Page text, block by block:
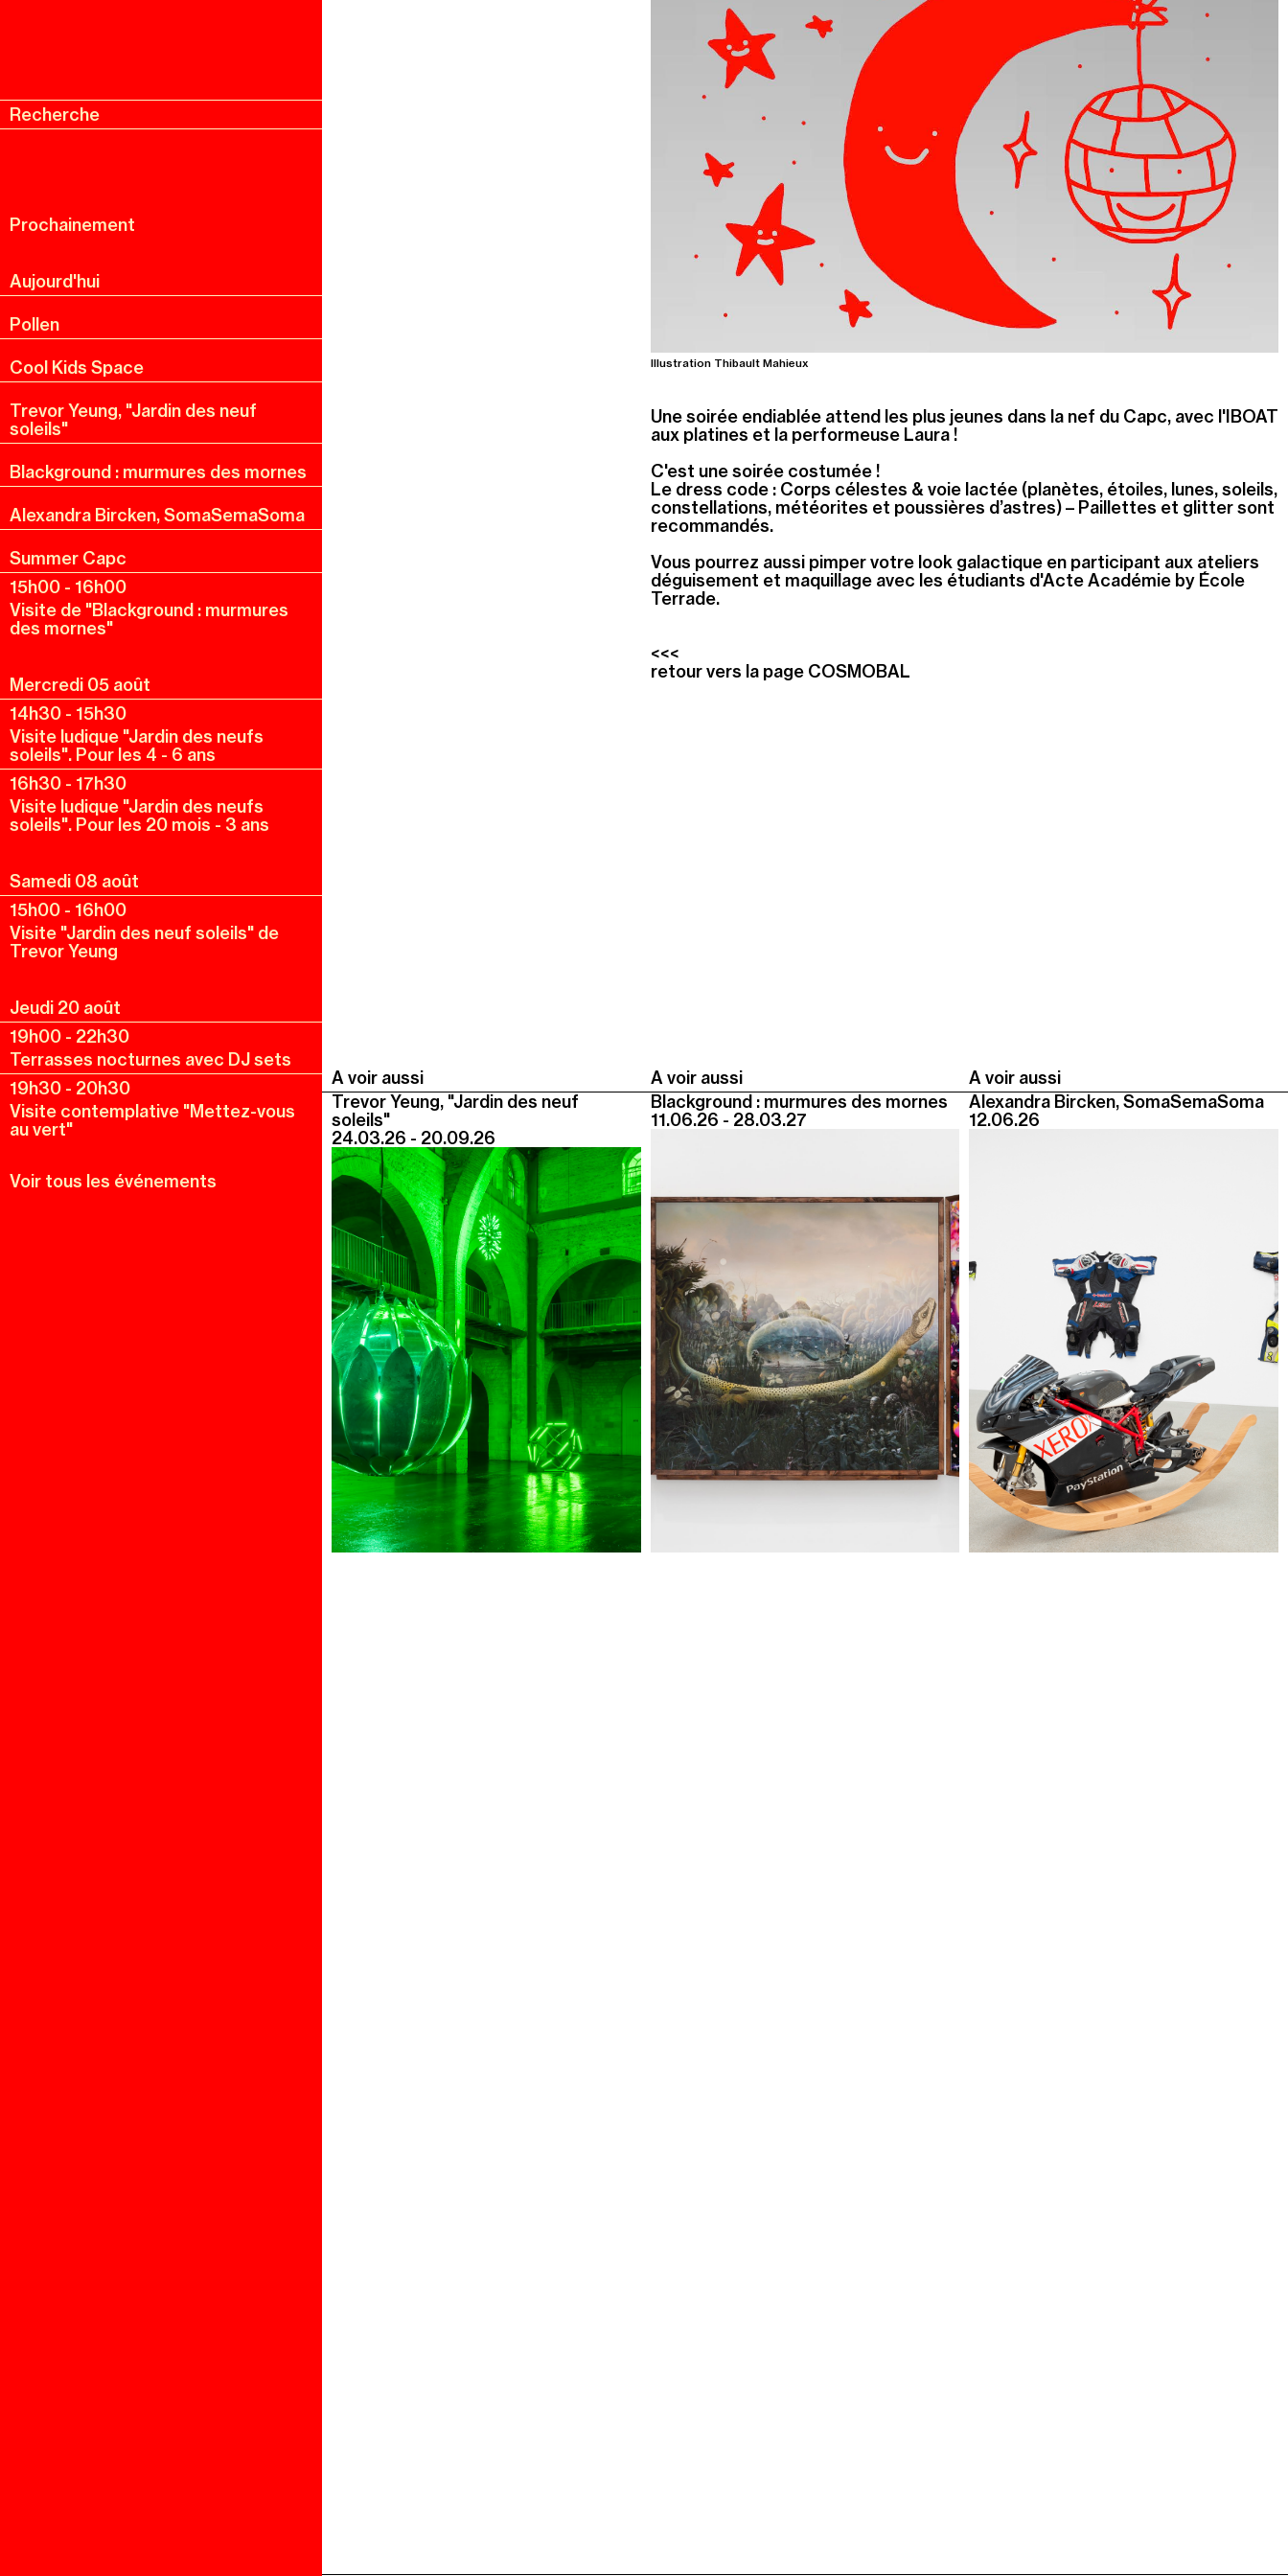
Menu
Recherche
Prochainement
Aujourd'hui
Pollen
Cool Kids Space
Trevor Yeung, "Jardin des neuf
soleils"
Blackground : murmures des mornes
Alexandra Bircken, SomaSemaSoma
Summer Capc
15h00 - 16h00
Visite de "Blackground : murmures
des mornes"
Mercredi 05 août
14h30 - 15h30
Visite ludique "Jardin des neufs
soleils". Pour les 4 - 6 ans
16h30 - 17h30
Visite ludique "Jardin des neufs
soleils". Pour les 20 mois - 3 ans
Samedi 08 août
15h00 - 16h00
Visite "Jardin des neuf soleils" de
Trevor Yeung
Jeudi 20 août
19h00 - 22h30
Terrasses nocturnes avec DJ sets
19h30 - 20h30
Visite contemplative "Mettez-vous
au vert"
Voir tous les événements
Illustration Thibault Mahieux
Une soirée endiablée attend les plus jeunes dans la nef du Capc, avec l'IBOAT
aux platines et la performeuse Laura !
C'est une soirée costumée !
Le dress code : Corps célestes & voie lactée (planètes, étoiles, lunes, soleils,
constellations, météorites et poussières d’astres) – Paillettes et glitter sont
recommandés.
Vous pourrez aussi pimper votre look galactique en participant aux ateliers
déguisement et maquillage avec les étudiants d'Acte Académie by École
Terrade.
<<<
retour vers la page COSMOBAL
A voir aussi A voir aussi
A voir aussi
Trevor Yeung, "Jardin des neuf
soleils"
24.03.26 - 20.09.26
Blackground : murmures des mornes
11.06.26 - 28.03.27
Alexandra Bircken, SomaSemaSoma
12.06.26